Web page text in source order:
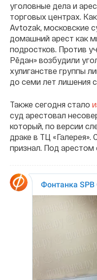
уголовные дела и
торговых центрах. Как
Avtozak, московские
домашний арест как
подростков. Против
Рёдан» возбудили
хулиганстве группы
до семи лет лишения
Также сегодня стало
суд арестовал
который, по версии
драке в ТЦ
признал. Под арестом